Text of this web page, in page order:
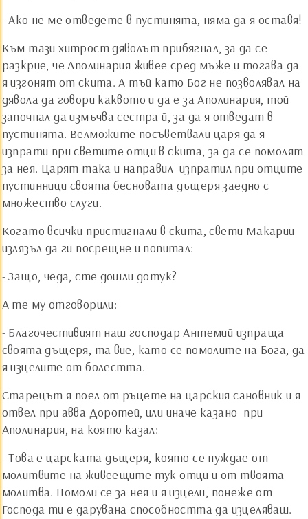
- Ако не ме отведете в пустинята, няма да я оставя!
Към тази хитрост дяволът прибягнал, за да се
разкрие, че Аполинария живее сред мъже и тогава да
я изгонят от скита. А тъй като Бог не позволявал на
дявола да говори каквото и да е за Аполинария, той
започнал да измъчва сестра й, за да я отведат в
пустинята. Велможите посъветвали царя да я
изпрати при светите отци в скита, за да се помолят
за нея. Царят така и направил ­ изпратил при отците
пустинници своята бесновата дъщеря заедно с
множество слуги.
Когато всички пристигнали в скита, свети Макарий
излязъл да ги посрещне и попитал:
- Защо, чеда, сте дошли дотук?
А те му отговорили:
- Благочестивият наш господар Антемий изпраща
своята дъщеря, та вие, като се помолите на Бога, да
я изцелите от болестта.
Старецът я поел от ръцете на царския сановник и я
отвел при авва Доротей, или иначе казано ­ при
Аполинария, на която казал:
- Това е царската дъщеря, която се нуждае от
молитвите на живеещите тук отци и от твоята
молитва. Помоли се за нея и я изцели, понеже от
Господа ти е дарувана способността да изцеляваш.